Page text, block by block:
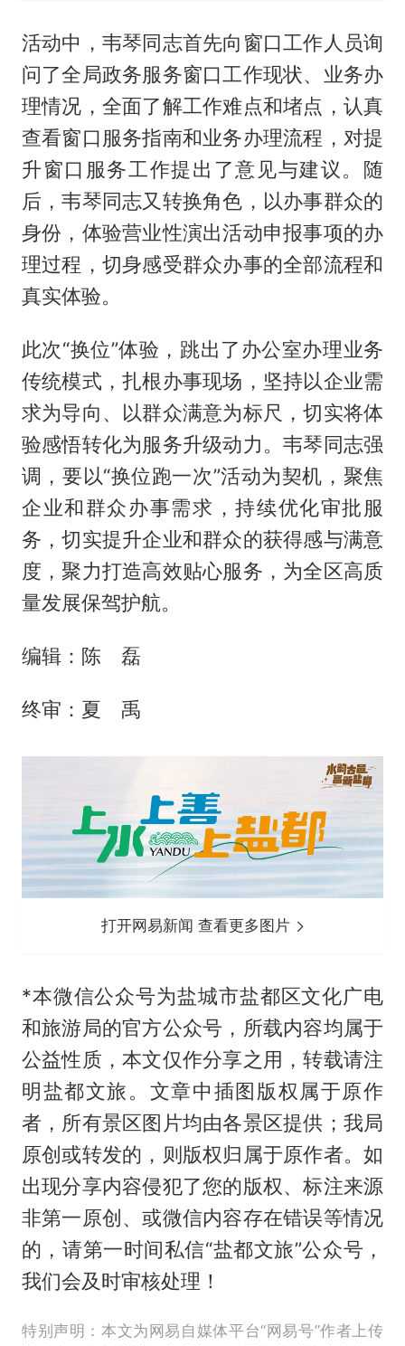
活动中，韦琴同志首先向窗口工作人员询
问了全局政务服务窗口工作现状、业务办
理情况，全面了解工作难点和堵点，认真
查看窗口服务指南和业务办理流程，对提
升窗口服务工作提出了意见与建议。随
后，韦琴同志又转换角色，以办事群众的
身份，体验营业性演出活动申报事项的办
理过程，切身感受群众办事的全部流程和
真实体验。
此次“换位”体验，跳出了办公室办理业务
传统模式，扎根办事现场，坚持以企业需
求为导向、以群众满意为标尺，切实将体
验感悟转化为服务升级动力。韦琴同志强
调，要以“换位跑一次”活动为契机，聚焦
企业和群众办事需求，持续优化审批服
务，切实提升企业和群众的获得感与满意
度，聚力打造高效贴心服务，为全区高质
量发展保驾护航。
编辑：陈 磊
终审：夏 禹
打开网易新闻 查看更多图片
*本微信公众号为盐城市盐都区文化广电
和旅游局的官方公众号，所载内容均属于
公益性质，本文仅作分享之用，转载请注
明盐都文旅。文章中插图版权属于原作
者，所有景区图片均由各景区提供；我局
原创或转发的，则版权归属于原作者。如
出现分享内容侵犯了您的版权、标注来源
非第一原创、或微信内容存在错误等情况
的，请第一时间私信“盐都文旅”公众号，
我们会及时审核处理！
特别声明：本文为网易自媒体平台“网易号”作者上传